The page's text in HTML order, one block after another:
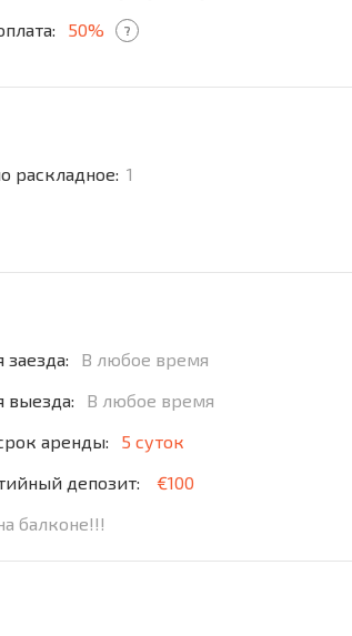
50% ?
раскладное: 1
заезда:
В любое время
выезда:
В любое время
аренды:
5 суток
депозит:
€100
балконе!!!